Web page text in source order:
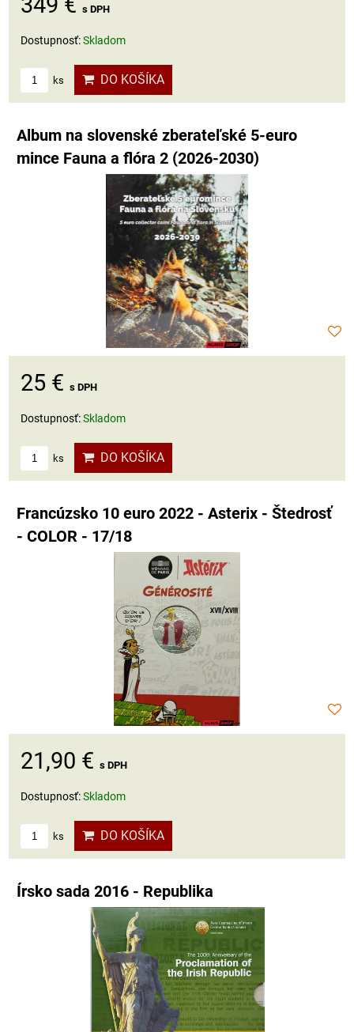
s DPH
Dostupnosť:Skladom
ks DO KOŠÍKA
Album na slovenské zberateľské 5-euro
mince Fauna a flóra 2 (2026-2030)
25 € s DPH
Dostupnosť:Skladom
ks DO KOŠÍKA
Francúzsko 10 euro 2022 - Asterix - Štedrosť
- COLOR - 17/18
21,90 € s DPH
Dostupnosť:Skladom
ks DO KOŠÍKA
Írsko sada 2016 - Republika